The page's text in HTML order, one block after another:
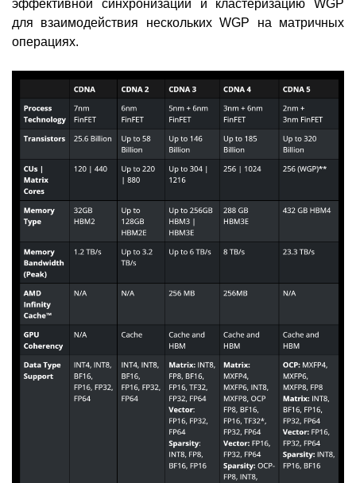
эффективной синхронизации и кластеризацию WGP
для взаимодействия нескольких WGP на матричных
операциях.